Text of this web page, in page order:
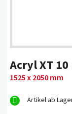
Acryl XT
1525 x 2050 mm
Artikel ab